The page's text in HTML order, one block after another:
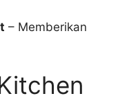
– Memberikan